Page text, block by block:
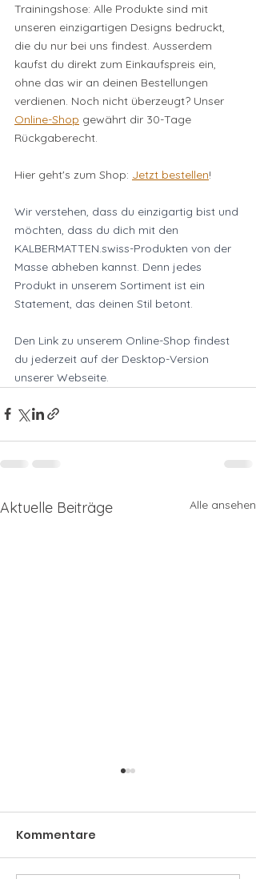
Trainingshose: Alle Produkte sind mit
unseren einzigartigen Designs bedruckt,
die du nur bei uns findest. Ausserdem
kaufst du direkt zum Einkaufspreis ein,
ohne das wir an deinen Bestellungen
verdienen. Noch nicht überzeugt? Unser
Online-Shop gewährt dir 30-Tage
Rückgaberecht.
Hier geht's zum Shop: Jetzt bestellen!
Wir verstehen, dass du einzigartig bist und
möchten, dass du dich mit den
KALBERMATTEN.swiss-Produkten von der
Masse abheben kannst. Denn jedes
Produkt in unserem Sortiment ist ein
Statement, das deinen Stil betont.
Den Link zu unserem Online-Shop findest
du jederzeit auf der Desktop-Version
unserer Webseite.
Aktuelle Beiträge Alle ansehen
Kommentare